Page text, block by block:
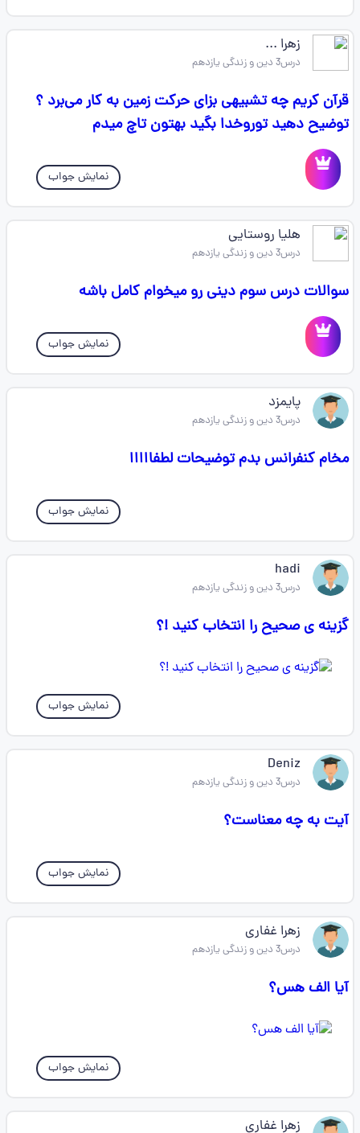
زهرا ‌...
درس3 دین و زندگی یازدهم
قرآن کریم چه تشبیهی بزای حرکت زمین به کار می‌برد ؟
توضیح دهید توروخدا بگید بهتون تاچ میدم
نمایش جواب
هلیا روستایی
درس3 دین و زندگی یازدهم
سوالات درس سوم دینی رو میخوام کامل باشه
نمایش جواب
پایمزد
درس3 دین و زندگی یازدهم
مخام کنفرانس بدم توضیحات لطفااااا
نمایش جواب
hadi
درس3 دین و زندگی یازدهم
گزینه ی صحیح را انتخاب کنید !؟
نمایش جواب
Deniz
درس3 دین و زندگی یازدهم
آیت به چه معناست؟
نمایش جواب
زهرا غفاری
درس3 دین و زندگی یازدهم
آیا الف هس؟
نمایش جواب
زهرا غفاری